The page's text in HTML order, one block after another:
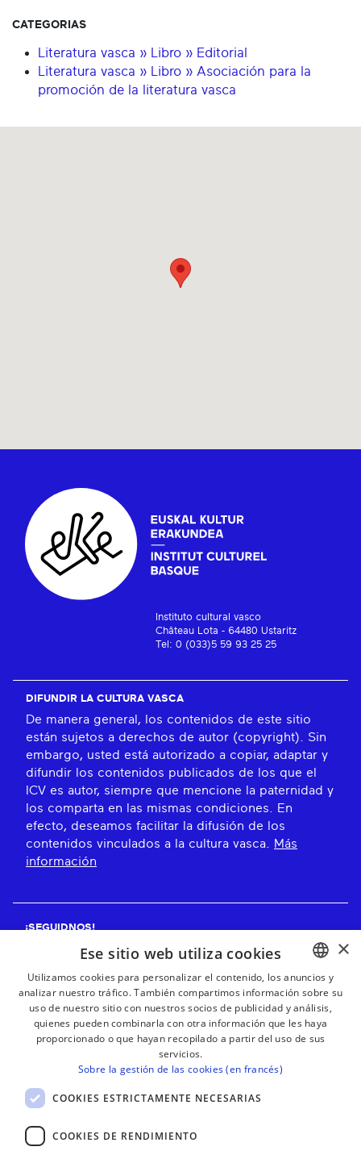
CATEGORIAS
Literatura vasca » Libro » Editorial
Literatura vasca » Libro » Asociación para la
promoción de la literatura vasca
Instituto cultural vasco
Château Lota - 64480 Ustaritz
Tel: 0 (033)5 59 93 25 25
DIFUNDIR LA CULTURA VASCA
De manera general, los contenidos de este sitio
están sujetos a derechos de autor (copyright). Sin
embargo, usted está autorizado a copiar, adaptar y
difundir los contenidos publicados de los que el
ICV es autor, siempre que mencione la paternidad y
los comparta en las mismas condiciones. En
efecto, deseamos facilitar la difusión de los
contenidos vinculados a la cultura vasca.
Más
información
¡SEGUIDNOS!
¡RECIBE NUESTROS BOLETINES!
Suscribirse
BASQUE
FRENCH
×
Ese sitio web utiliza cookies
Utilizamos cookies para personalizar el contenido, los anuncios y
analizar nuestro tráfico. También compartimos información sobre su
uso de nuestro sitio con nuestros socios de publicidad y análisis,
quienes pueden combinarla con otra información que les haya
proporcionado o que hayan recopilado a partir del uso de sus
servicios.
Sobre la gestión de las cookies (en francés)
COOKIES ESTRICTAMENTE NECESARIAS
COOKIES DE RENDIMIENTO